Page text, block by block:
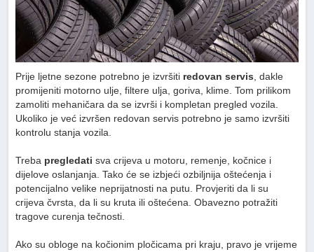
Prije ljetne sezone potrebno je izvršiti redovan servis, dakle
promijeniti motorno ulje, filtere ulja, goriva, klime. Tom prilikom
zamoliti mehaničara da se izvrši i kompletan pregled vozila.
Ukoliko je već izvršen redovan servis potrebno je samo izvršiti
kontrolu stanja vozila.
Treba pregledati sva crijeva u motoru, remenje, kočnice i
dijelove oslanjanja. Tako će se izbjeći ozbiljnija oštećenja i
potencijalno velike neprijatnosti na putu. Provjeriti da li su
crijeva čvrsta, da li su kruta ili oštećena. Obavezno potražiti
tragove curenja tečnosti.
Ako su obloge na kočionim pločicama pri kraju, pravo je vrijeme